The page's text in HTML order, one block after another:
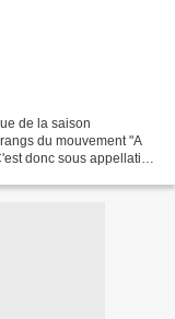
de la saison
du mouvement "A
donc sous appellation